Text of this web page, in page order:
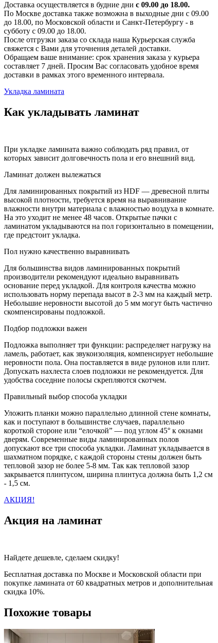
Доставка осуществляется в будние дни с 09.00 до 18.00.
По Москве доставка также возможна в выходные дни с 09.00
до 18.00, по Московской области и Санкт-Петербургу - в
субботу с 09.00 до 18.00.
После отгрузки заказа со склада наша Курьерская служба
свяжется с Вами для уточнения деталей доставки.
Обращаем ваше внимание: срок хранения заказа у курьера
составляет 7 дней. Просим Вас согласовать удобное время
доставки в рамках этого временного интервала.
Укладка ламината
Как укладывать ламинат
При укладке ламината важно соблюдать ряд правил, от
которых зависит долговечность пола и его внешний вид.
Ламинат должен вылежаться
Для ламинированных покрытий из HDF — древесной плиты
высокой плотности, требуется время на выравнивание
влажности внутри материала с влажностью воздуха в комнате.
На это уходит не менее 48 часов. Открытые пачки с
ламинатом укладываются на пол горизонтально в помещении,
где предстоит укладка.
Пол нужно качественно выравнивать
Для большинства видов ламинированных покрытий
производители рекомендуют идеально выравнивать
основание перед укладкой. Для контроля качества можно
использовать норму перепада высот в 2-3 мм на каждый метр.
Небольшие неровности высотой до 5 мм могут быть частично
скомпенсированы подложкой.
Подбор подложки важен
Подложка выполняет три функции: распределяет нагрузку на
ламель, работает, как звукоизоляция, компенсирует небольшие
неровности пола. Она поставляется в виде рулонов или плит.
Допускать нахлеста слоев подложки не рекомендуется. Для
удобства соседние полосы скрепляются скотчем.
Правильный выбор способа укладки
Уложить планки можно параллельно длинной стене комнаты,
как и поступают в большинстве случаев, параллельно
короткой стороне или “елочкой” — под углом 45° к окнами
дверям. Современные виды ламинированных полов
допускают все три способа укладки. Ламинат укладывается в
шахматном порядке, с каждой стороны стены должен быть
тепловой зазор не более 5-8 мм. Так как тепловой зазор
закрывается плинтусом, ширина плинтуса должна быть 1,2 см
- 1,5 см.
АКЦИЯ!
Акция на ламинат
Найдете дешевле, сделаем скидку!
Бесплатная доставка по Москве и Московской области при
покупке ламината от 60 квадратных метров и дополнительная
скидка 10%.
Похожие товары